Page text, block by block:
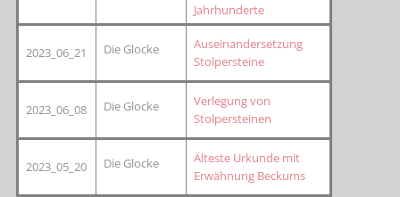
Jahrhunderte
2023_06_21 Die Glocke
Auseinandersetzung
Stolpersteine
2023_06_08 Die Glocke
Verlegung von
Stolpersteinen
2023_05_20 Die Glocke
Älteste Urkunde mit
Erwähnung Beckums